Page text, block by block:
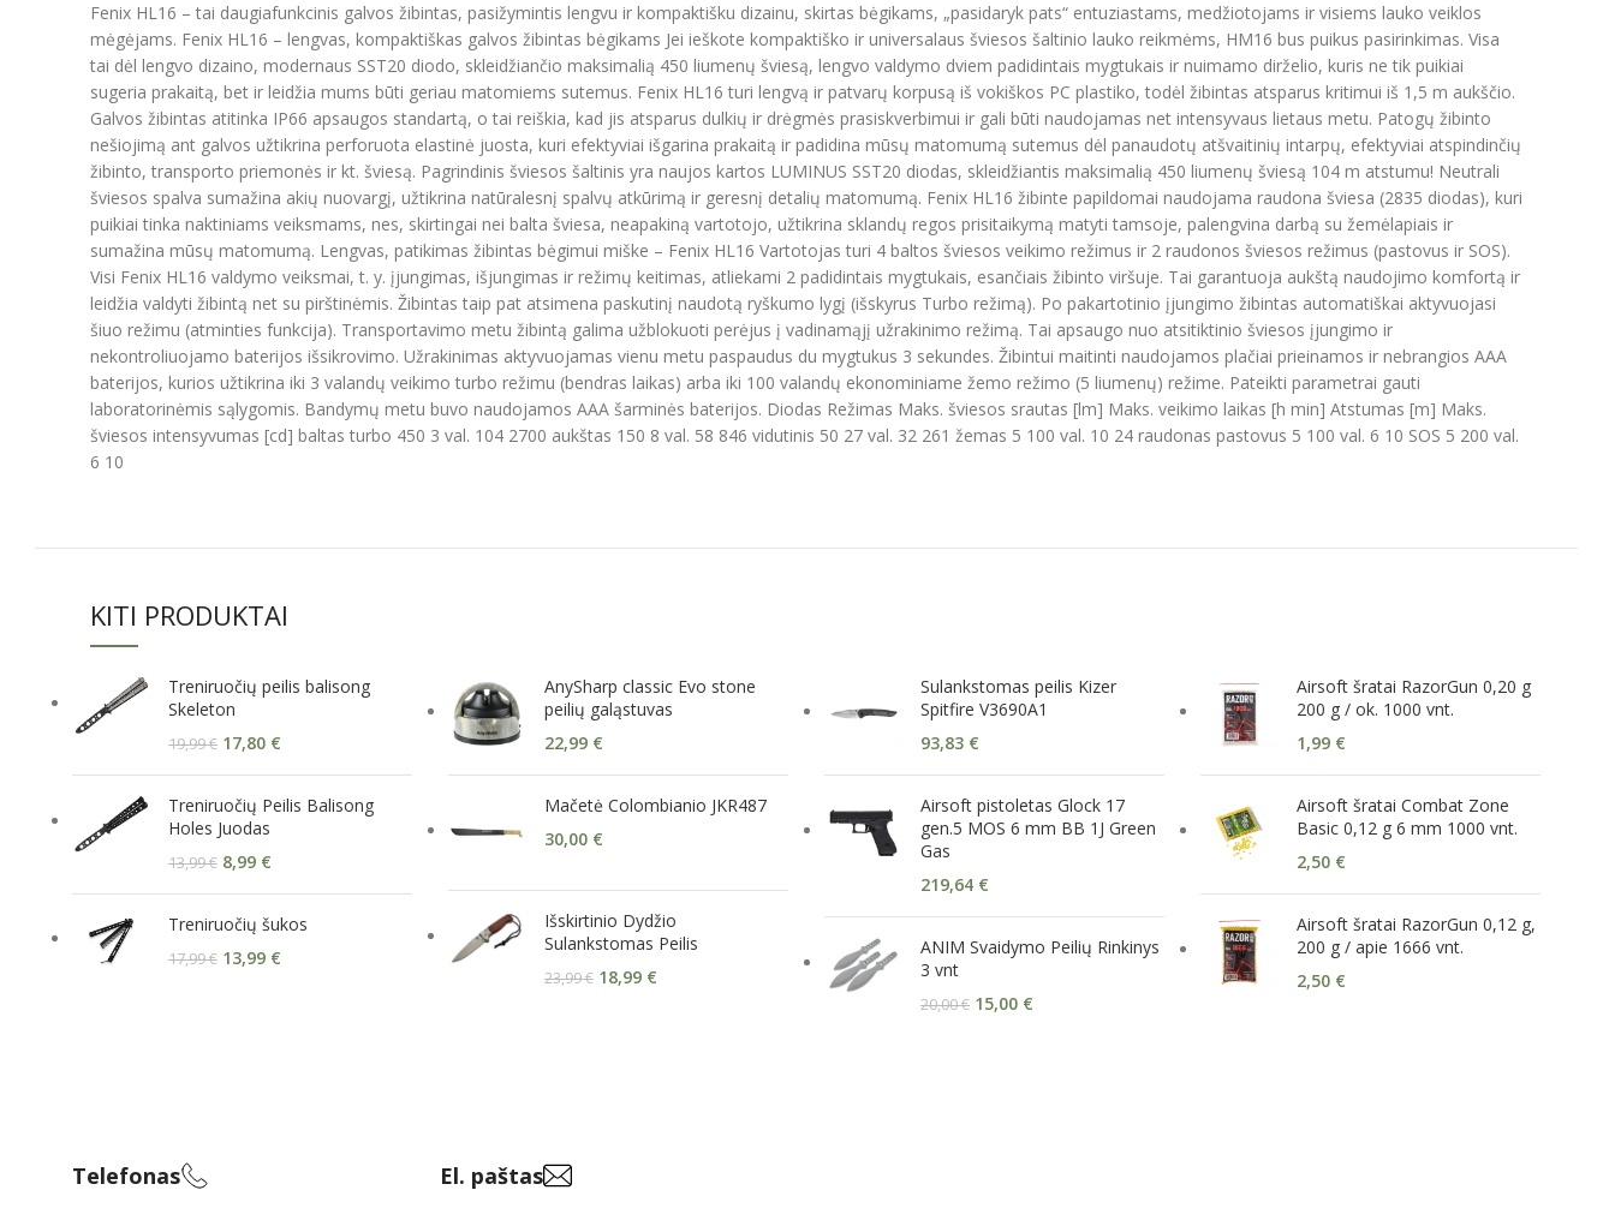
Fenix HL16 – tai daugiafunkcinis galvos žibintas, pasižymintis lengvu ir kompaktišku dizainu, skirtas bėgikams, „pasidaryk pats“ entuziastams, medžiotojams ir visiems lauko veiklos
mėgėjams. Fenix HL16 – lengvas, kompaktiškas galvos žibintas bėgikams Jei ieškote kompaktiško ir universalaus šviesos šaltinio lauko reikmėms, HM16 bus puikus pasirinkimas. Visa
tai dėl lengvo dizaino, modernaus SST20 diodo, skleidžiančio maksimalią 450 liumenų šviesą, lengvo valdymo dviem padidintais mygtukais ir nuimamo dirželio, kuris ne tik puikiai
sugeria prakaitą, bet ir leidžia mums būti geriau matomiems sutemus. Fenix HL16 turi lengvą ir patvarų korpusą iš vokiškos PC plastiko, todėl žibintas atsparus kritimui iš 1,5 m aukščio.
Galvos žibintas atitinka IP66 apsaugos standartą, o tai reiškia, kad jis atsparus dulkių ir drėgmės prasiskverbimui ir gali būti naudojamas net intensyvaus lietaus metu. Patogų žibinto
nešiojimą ant galvos užtikrina perforuota elastinė juosta, kuri efektyviai išgarina prakaitą ir padidina mūsų matomumą sutemus dėl panaudotų atšvaitinių intarpų, efektyviai atspindinčių
žibinto, transporto priemonės ir kt. šviesą. Pagrindinis šviesos šaltinis yra naujos kartos LUMINUS SST20 diodas, skleidžiantis maksimalią 450 liumenų šviesą 104 m atstumu! Neutrali
šviesos spalva sumažina akių nuovargį, užtikrina natūralesnį spalvų atkūrimą ir geresnį detalių matomumą. Fenix HL16 žibinte papildomai naudojama raudona šviesa (2835 diodas), kuri
puikiai tinka naktiniams veiksmams, nes, skirtingai nei balta šviesa, neapakiną vartotojo, užtikrina sklandų regos prisitaikymą matyti tamsoje, palengvina darbą su žemėlapiais ir
sumažina mūsų matomumą. Lengvas, patikimas žibintas bėgimui miške – Fenix HL16 Vartotojas turi 4 baltos šviesos veikimo režimus ir 2 raudonos šviesos režimus (pastovus ir SOS).
Visi Fenix HL16 valdymo veiksmai, t. y. įjungimas, išjungimas ir režimų keitimas, atliekami 2 padidintais mygtukais, esančiais žibinto viršuje. Tai garantuoja aukštą naudojimo komfortą ir
leidžia valdyti žibintą net su pirštinėmis. Žibintas taip pat atsimena paskutinį naudotą ryškumo lygį (išskyrus Turbo režimą). Po pakartotinio įjungimo žibintas automatiškai aktyvuojasi
šiuo režimu (atminties funkcija). Transportavimo metu žibintą galima užblokuoti perėjus į vadinamąjį užrakinimo režimą. Tai apsaugo nuo atsitiktinio šviesos įjungimo ir
nekontroliuojamo baterijos išsikrovimo. Užrakinimas aktyvuojamas vienu metu paspaudus du mygtukus 3 sekundes. Žibintui maitinti naudojamos plačiai prieinamos ir nebrangios AAA
baterijos, kurios užtikrina iki 3 valandų veikimo turbo režimu (bendras laikas) arba iki 100 valandų ekonominiame žemo režimo (5 liumenų) režime. Pateikti parametrai gauti
laboratorinėmis sąlygomis. Bandymų metu buvo naudojamos AAA šarminės baterijos. Diodas Režimas Maks. šviesos srautas [lm] Maks. veikimo laikas [h min] Atstumas [m] Maks.
šviesos intensyvumas [cd] baltas turbo 450 3 val. 104 2700 aukštas 150 8 val. 58 846 vidutinis 50 27 val. 32 261 žemas 5 100 val. 10 24 raudonas pastovus 5 100 val. 6 10 SOS 5 200 val.
6 10
KITI PRODUKTAI
Treniruočių peilis balisong
Skeleton
19,99€ 17,80 €
Treniruočių Peilis Balisong
Holes Juodas
13,99€ 8,99 €
Treniruočių šukos
17,99€ 13,99 €
AnySharp classic Evo stone
peilių galąstuvas
22,99 €
Mačetė Colombianio JKR487
30,00 €
Išskirtinio Dydžio
Sulankstomas Peilis
23,99€ 18,99 €
Sulankstomas peilis Kizer
Spitfire V3690A1
93,83 €
Airsoft pistoletas Glock 17
gen.5 MOS 6 mm BB 1J Green
Gas
219,64 €
ANIM Svaidymo Peilių Rinkinys
3 vnt
20,00€ 15,00 €
Airsoft šratai RazorGun 0,20 g
200 g / ok. 1000 vnt.
1,99 €
Airsoft šratai Combat Zone
Basic 0,12 g 6 mm 1000 vnt.
2,50 €
Airsoft šratai RazorGun 0,12 g,
200 g / apie 1666 vnt.
2,50 €
Telefonas El. paštas